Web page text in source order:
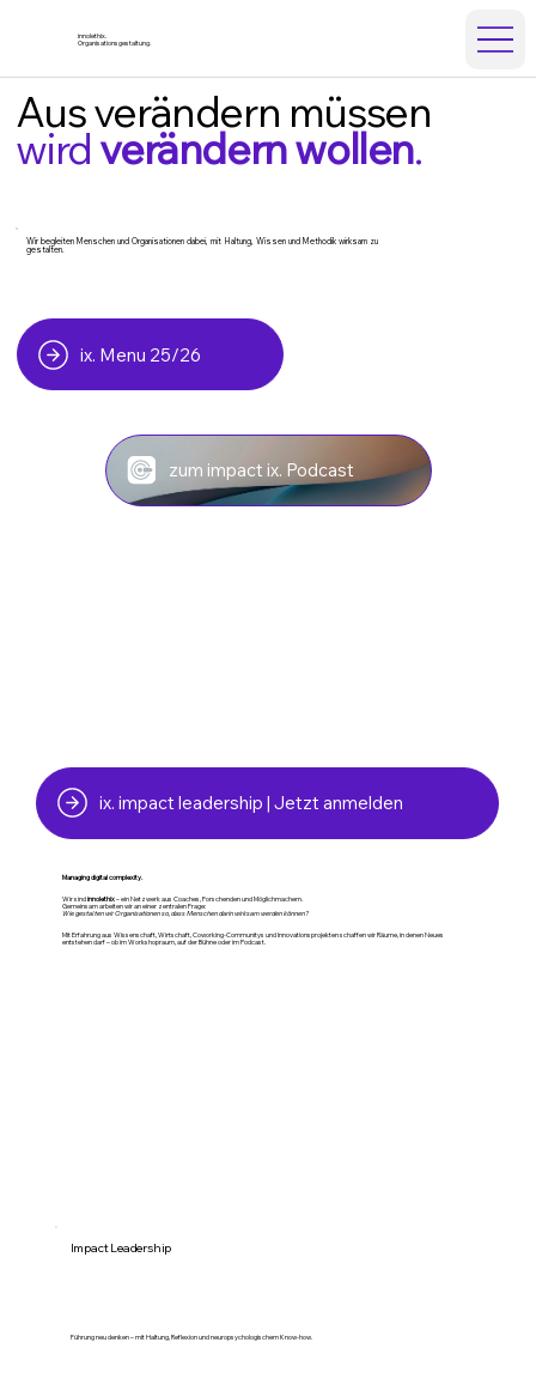
innolethix.
Organisationsgestaltung.
Aus verändern müssen
wird verändern wollen.
Wir begleiten Menschen und Organisationen dabei, mit Haltung, Wissen und Methodik wirksam zu
gestalten.
ix. Menu 25/26
zum impact ix. Podcast
ix. impact leadership | Jetzt anmelden
Managing digital complexity.
Wir sindinnolethix– ein Netzwerk aus Coaches, Forschenden und Möglichmachern.
Gemeinsam arbeiten wir an einer zentralen Frage:
Wie gestalten wir Organisationen so, dass Menschen darin wirksam werden können?
Mit Erfahrung aus Wissenschaft, Wirtschaft, Coworking-Communitys und Innovationsprojekten schaffen wir Räume, in denen Neues
entstehen darf – ob im Workshopraum, auf der Bühne oder im Podcast.
Führung neu denken – mit Haltung, Reflexion und neuropsychologischem Know-how.
Impact Leadership